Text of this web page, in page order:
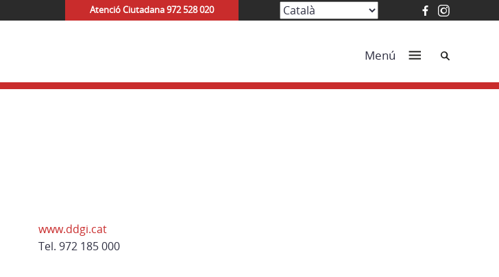
Atenció Ciutadana 972 528 020
Menú Cerca
www.ddgi.cat
Tel. 972 185 000